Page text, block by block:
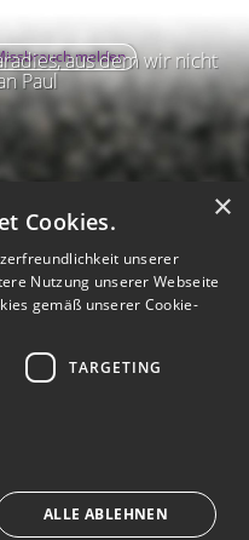
aus dem wir nicht
Paul
melden
c
e
erstellen
×
Cookies.
unserer
Nutzung unserer Webseite
gemäß unserer Cookie-
TARGETING
ALLE ABLEHNEN